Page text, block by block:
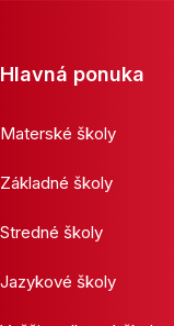
Hlavná ponuka
Materské školy
Základné školy
Stredné školy
Jazykové školy